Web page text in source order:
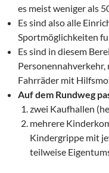
es meist weniger als
Es sind also alle
Sportmöglichkeiten
Es sind in diesem
Fahrräder mit
Auf dem Rundweg
zwei Kaufhallen
mehrere
Kindergrippe mit
teilweise